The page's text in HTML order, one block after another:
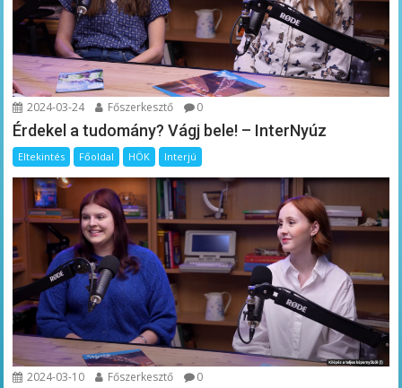
2024-03-24 Főszerkesztő 0
Érdekel a tudomány? Vágj bele! – InterNyúz
Eltekintés Főoldal HÖK Interjú
2024-03-10 Főszerkesztő 0